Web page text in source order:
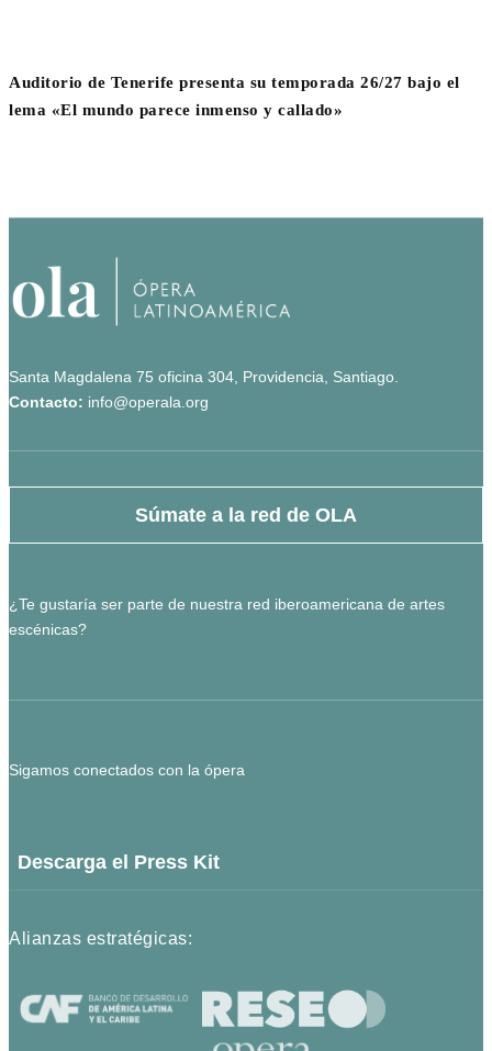
Auditorio de Tenerife presenta su temporada 26/27 bajo el
lema «El mundo parece inmenso y callado»
Santa Magdalena 75 oficina 304, Providencia, Santiago.
Contacto: info@operala.org
Súmate a la red de OLA
¿Te gustaría ser parte de nuestra red iberoamericana de artes
escénicas?
Sigamos conectados con la ópera
Descarga el Press Kit
Alianzas estratégicas: